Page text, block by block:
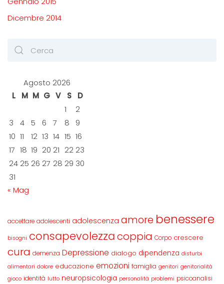
Dicembre 2014
Agosto 2026
L
M M G V S
D
1
2
3
4 5 6 7 8
9
10 11 12 13 14 15 16
17 18 19 20 21 22 23
24 25 26 27 28 29 30
31
« Mag
accettare adolescenti adolescenza amore benessere
bisogni consapevolezzacoppia Corpo crescere
cura demenza Depressione dialogo dipendenza disturbi
alimentari dolore educazione emozioni famiglia genitori genitorialità
gioco identità lutto neuropsicologia personalità problemi psicoanalisi